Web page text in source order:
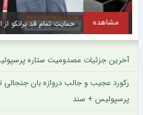
آخرین جزئیات مصدومیت ستاره
رکورد عجیب و جالب دروازه بان جنجالی
پرسپولیس + سند